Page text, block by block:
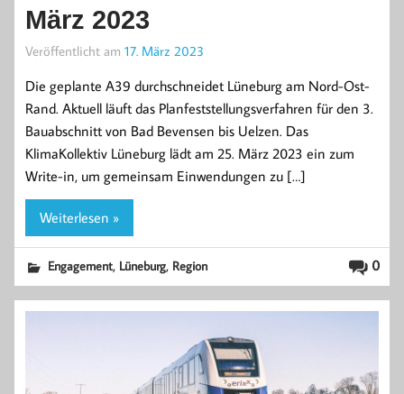
März 2023
Veröffentlicht am 17. März 2023
Die geplante A39 durchschneidet Lüneburg am Nord-Ost-
Rand. Aktuell läuft das Planfeststellungsverfahren für den 3.
Bauabschnitt von Bad Bevensen bis Uelzen. Das
KlimaKollektiv Lüneburg lädt am 25. März 2023 ein zum
Write-in, um gemeinsam Einwendungen zu […]
Weiterlesen »
0
Engagement, Lüneburg, Region